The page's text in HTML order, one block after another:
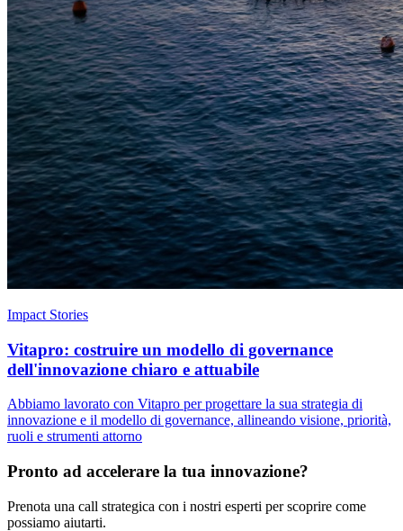
Impact Stories
Vitapro: costruire un modello di governance
dell'innovazione chiaro e attuabile
Abbiamo lavorato con Vitapro per progettare la sua strategia di
innovazione e il modello di governance, allineando visione, priorità,
ruoli e strumenti attorno
Pronto ad accelerare la tua innovazione?
Prenota una call strategica con i nostri esperti per scoprire come
possiamo aiutarti.